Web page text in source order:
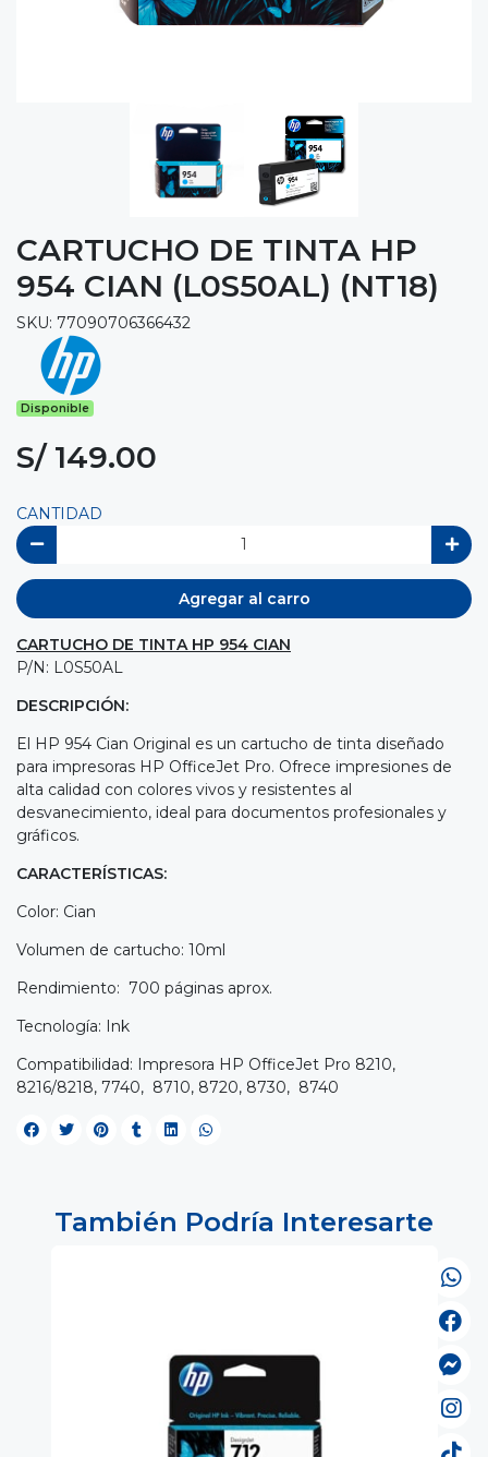
CARTUCHO DE TINTA HP
954 CIAN (L0S50AL) (NT18)
SKU: 77090706366432
Disponible
S/ 149.00
CANTIDAD
Agregar al carro
CARTUCHO DE TINTA HP 954 CIAN
P/N: L0S50AL
DESCRIPCIÓN:
El HP 954 Cian Original es un cartucho de tinta diseñado
para impresoras HP OfficeJet Pro. Ofrece impresiones de
alta calidad con colores vivos y resistentes al
desvanecimiento, ideal para documentos profesionales y
gráficos.
CARACTERÍSTICAS:
Color: Cian
Volumen de cartucho: 10ml
Rendimiento: 700 páginas aprox.
Tecnología: Ink
Compatibilidad: Impresora HP OfficeJet Pro 8210,
8216/8218, 7740, 8710, 8720, 8730, 8740
También Podría Interesarte